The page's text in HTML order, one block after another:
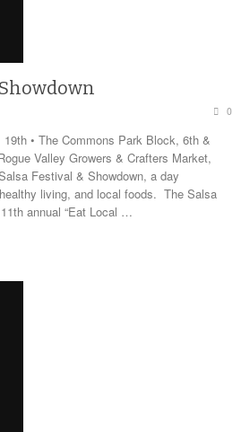
0
• The Commons Park Block, 6th &
Valley Growers & Crafters Market,
Festival & Showdown, a day
living, and local foods. The Salsa
annual “Eat Local …